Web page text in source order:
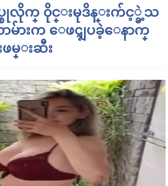
ပ္စုလိုက္ ၀ိုင္းမုဒိန္းက်င့္ခဲ့သ
မ်ားက ေဖၚျပခဲ့ေနာက္
ဖမ္းဆီး